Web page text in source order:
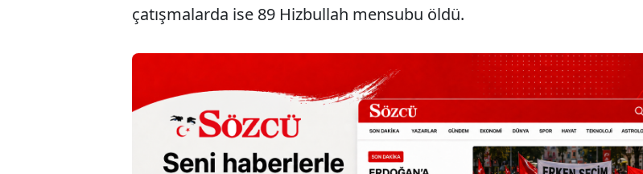
çatışmalarda ise 89 Hizbullah mensubu öldü.